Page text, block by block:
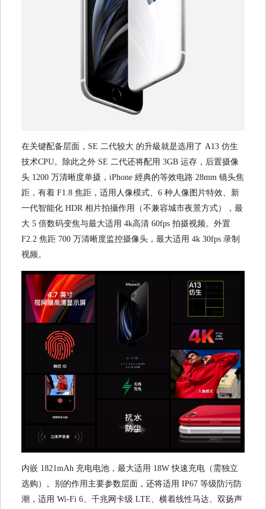
在关键配备层面，SE 二代较大 的升級就是选用了 A13 仿生
技术CPU。除此之外 SE 二代还将配用 3GB 运存，后置摄像
头 1200 万清晰度单摄，iPhone 經典的等效电路 28mm 镜头焦
距，有着 F1.8 焦距，适用人像模式、6 种人像图片特效、新
一代智能化 HDR 相片拍攝作用（不兼容城市夜景方式），最
大 5 倍数码变焦与最大适用 4k高清 60fps 拍摄视频。外置
F2.2 焦距 700 万清晰度监控摄像头，最大适用 4k 30fps 录制
视频。
内嵌 1821mAh 充电电池，最大适用 18W 快速充电（需独立
选购）。别的作用主要参数层面，还将适用 IP67 等级防污防
潮，适用 Wi-Fi 6、千兆网卡级 LTE、横着线性马达、双扬声